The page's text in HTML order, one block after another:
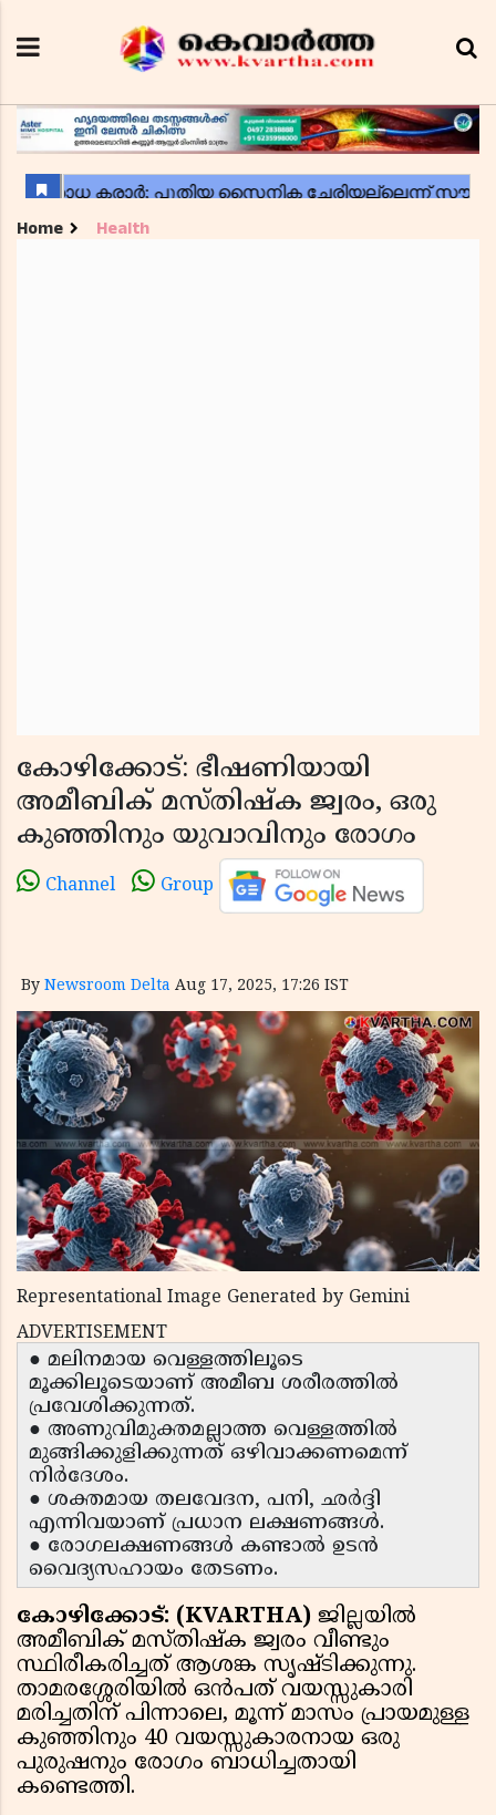
Home Health
കോഴിക്കോട്: ഭീഷണിയായി
അമീബിക് മസ്തിഷ്‌ക ജ്വരം, ഒരു
കുഞ്ഞിനും യുവാവിനും രോഗം
Channel Group
By Newsroom Delta Aug 17, 2025, 17:26 IST
Representational Image Generated by Gemini
ADVERTISEMENT
● മലിനമായ വെള്ളത്തിലൂടെ
മൂക്കിലൂടെയാണ് അമീബ ശരീരത്തിൽ
പ്രവേശിക്കുന്നത്.
● അണുവിമുക്തമല്ലാത്ത വെള്ളത്തിൽ
മുങ്ങിക്കുളിക്കുന്നത് ഒഴിവാക്കണമെന്ന്
നിർദേശം.
● ശക്തമായ തലവേദന, പനി, ഛർദ്ദി
എന്നിവയാണ് പ്രധാന ലക്ഷണങ്ങൾ.
● രോഗലക്ഷണങ്ങൾ കണ്ടാൽ ഉടൻ
വൈദ്യസഹായം തേടണം.
കോഴിക്കോട്: (KVARTHA) ജില്ലയിൽ
അമീബിക് മസ്തിഷ്‌ക ജ്വരം വീണ്ടും
സ്ഥിരീകരിച്ചത് ആശങ്ക സൃഷ്ടിക്കുന്നു.
താമരശ്ശേരിയിൽ ഒൻപത് വയസ്സുകാരി
മരിച്ചതിന് പിന്നാലെ, മൂന്ന് മാസം പ്രായമുള്ള
കുഞ്ഞിനും 40 വയസ്സുകാരനായ ഒരു
പുരുഷനും രോഗം ബാധിച്ചതായി
കണ്ടെത്തി.